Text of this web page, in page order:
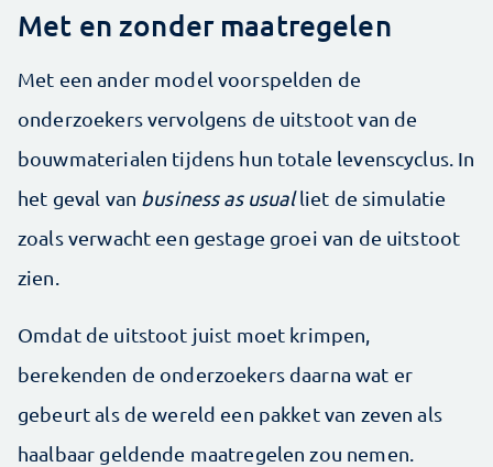
Met en zonder maatregelen
Met een ander model voorspelden de
onderzoekers vervolgens de uitstoot van de
bouwmaterialen tijdens hun totale levenscyclus. In
het geval van business as usualliet de simulatie
zoals verwacht een gestage groei van de uitstoot
zien.
Omdat de uitstoot juist moet krimpen,
berekenden de onderzoekers daarna wat er
gebeurt als de wereld een pakket van zeven als
haalbaar geldende maatregelen zou nemen.